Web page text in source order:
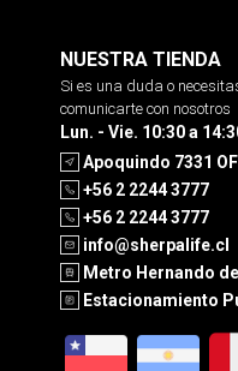
NUESTRA TIENDA
Si es una duda o
comunicarte con nosotros
Lun. - Vie. 10:30 a
Apoquindo 7331
+56 2 2244 3777
+56 2 2244 3777
info@sherpalife.cl
Metro Hernando
Estacionamiento